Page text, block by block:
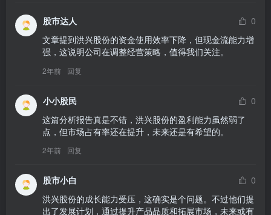
股市达人
0
文章提到洪兴股份的资金使用效率下降，但现金流能力增
强，这说明公司在调整经营策略，值得我们关注。
2年前 回复
小小股民
0
这篇分析报告真是不错，洪兴股份的盈利能力虽然弱了
点，但市场占有率还在提升，未来还是有希望的。
2年前 回复
股市小白
0
洪兴股份的成长能力受压，这确实是个问题。不过他们提
出了发展计划，通过提升产品品质和拓展市场，未来或有